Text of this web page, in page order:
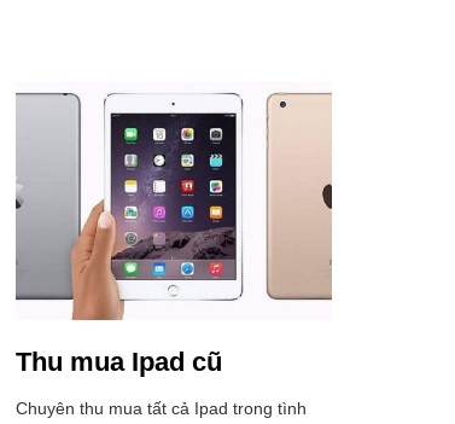
Thu mua Ipad cũ
Chuyên thu mua tất cả Ipad trong tình